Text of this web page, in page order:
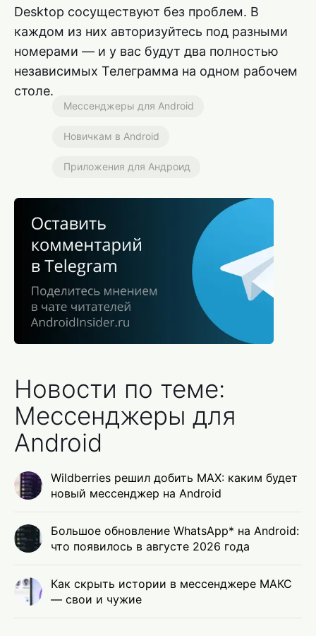
Desktop сосуществуют без проблем. В
каждом из них авторизуйтесь под разными
номерами — и у вас будут два полностью
независимых Телеграмма на одном рабочем
столе.
Мессенджеры для Android
Новичкам в Android
Приложения для Андроид
Новости по теме:
Мессенджеры для
Android
Wildberries решил добить MAX: каким будет
новый мессенджер на Android
Большое обновление WhatsApp* на Android:
что появилось в августе 2026 года
Как скрыть истории в мессенджере МАКС
— свои и чужие